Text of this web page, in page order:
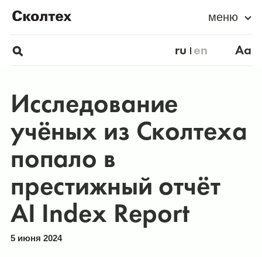
меню
ru en Aa
Исследование
учёных из Сколтеха
попало в
престижный отчёт
AI Index Report
5 июня 2024